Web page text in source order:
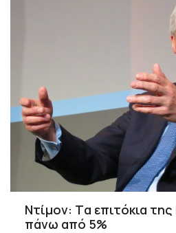
Ντίμον: Tα επιτόκια
πάνω από 5%